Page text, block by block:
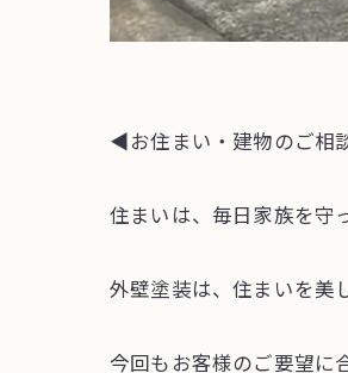
◀︎お住まい・建物のご相
住まいは、毎日家族を守
外壁塗装は、住まいを美
今回もお客様のご要望に